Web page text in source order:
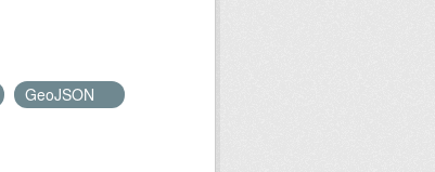
GeoJSON